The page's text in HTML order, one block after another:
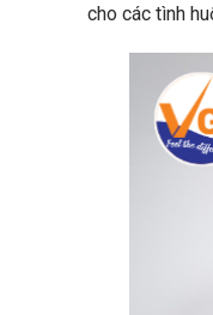
cho các tình